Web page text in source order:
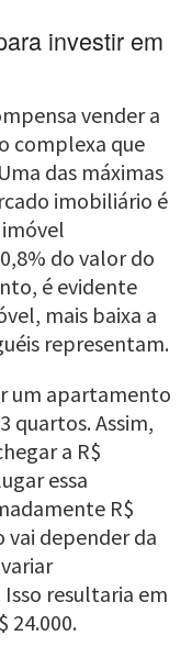
investir em
vender a
complexa que
das máximas
imobiliário é
do valor do
é evidente
mais baixa a
representam.
um apartamento
quartos. Assim,
a R$
essa
R$
vai depender da
resultaria em
24.000.